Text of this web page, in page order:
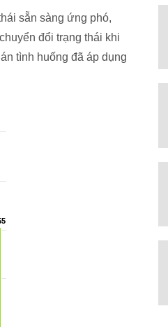
sẵn sàng ứng phó,
đổi trạng thái khi
tình huống đã áp dụng